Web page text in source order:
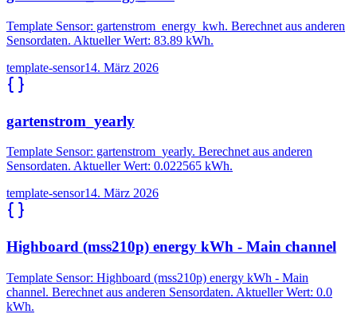
Template Sensor: gartenstrom_energy_kwh. Berechnet aus anderen
Sensordaten. Aktueller Wert: 83.89 kWh.
template-sensor14. März 2026
gartenstrom_yearly
Template Sensor: gartenstrom_yearly. Berechnet aus anderen
Sensordaten. Aktueller Wert: 0.022565 kWh.
template-sensor14. März 2026
Highboard (mss210p) energy kWh - Main channel
Template Sensor: Highboard (mss210p) energy kWh - Main
channel. Berechnet aus anderen Sensordaten. Aktueller Wert: 0.0
kWh.